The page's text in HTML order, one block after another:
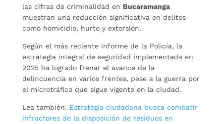
las cifras de criminalidad en Bucaramanga
muestran una reducción significativa en delitos
como homicidio, hurto y extorsión.
Según el más reciente informe de la Policía, la
estrategia integral de seguridad implementada en
2025 ha logrado frenar el avance de la
delincuencia en varios frentes, pese a la guerra por
el microtráfico que sigue vigente en la ciudad.
Lea también: Estrategia ciudadana busca combatir
infractores de la disposición de residuos en